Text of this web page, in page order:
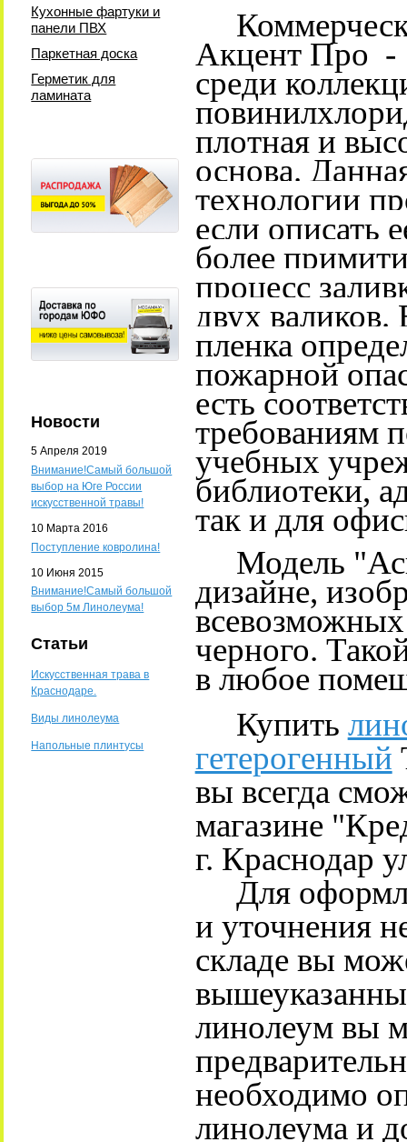
Кухонные фартуки и
панели ПВХ
Паркетная доска
Герметик для
ламината
Новости
5 Апреля 2019
Внимание!Самый большой
выбор на Юге России
искусственной травы!
10 Марта 2016
Поступление ковролина!
10 Июня 2015
Внимание!Самый большой
выбор 5м Линолеума!
Статьи
Искусственная трава в
Краснодаре.
Виды линолеума
Напольные плинтусы
Акцент Про -
среди
плотная и
основа.
технологии
если описать
более
процесс
двух валиков.
пленка
пожарной
есть
требованиям
учебных
библиотеки,
так и для
Модель
дизайне,
всевозможных
черного.
в любое
Купить
гетерогенный
вы всегда
магазине
г. Краснодар
Для
и уточнения
складе вы
линолеум вы
необходимо
линолеума и